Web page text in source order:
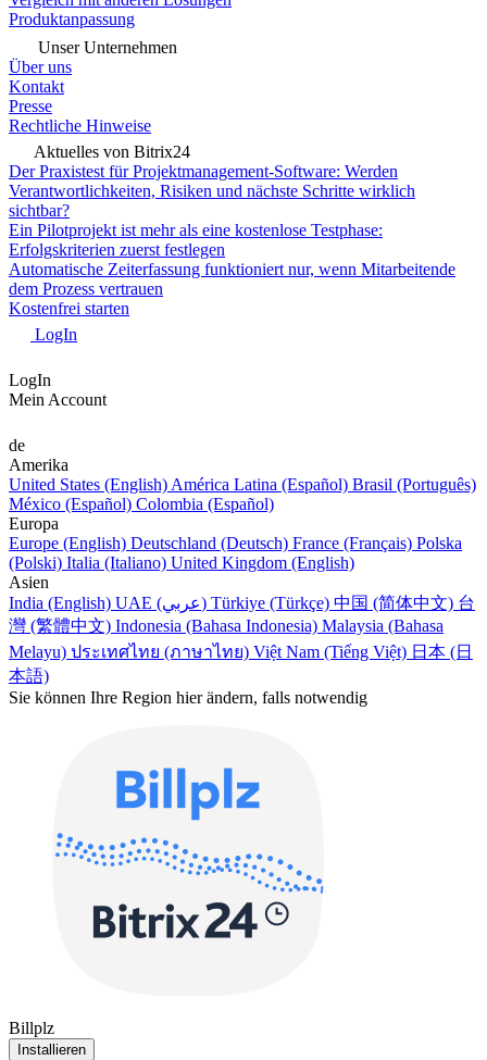
Produktanpassung
Unser Unternehmen
Über uns
Kontakt
Presse
Rechtliche Hinweise
Aktuelles von Bitrix24
Der Praxistest für Projektmanagement-Software: Werden
Verantwortlichkeiten, Risiken und nächste Schritte wirklich
sichtbar?
Ein Pilotprojekt ist mehr als eine kostenlose Testphase:
Erfolgskriterien zuerst festlegen
Automatische Zeiterfassung funktioniert nur, wenn Mitarbeitende
dem Prozess vertrauen
Kostenfrei starten
LogIn
LogIn
Mein Account
de
Amerika
United States (English) América Latina (Español) Brasil (Português)
México (Español) Colombia (Español)
Europa
Europe (English) Deutschland (Deutsch) France (Français) Polska
(Polski) Italia (Italiano) United Kingdom (English)
Asien
India (English)
UAE (عربي) Türkiye (Türkçe) 中国 (简体中文) 台
灣 (繁體中文) Indonesia (Bahasa Indonesia) Malaysia (Bahasa
Melayu) ประเทศไทย (ภาษาไทย) Việt Nam (Tiếng Việt) 日本 (日
本語)
Sie können Ihre Region hier ändern, falls notwendig
Billplz
Installieren